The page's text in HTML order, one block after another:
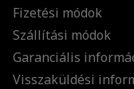
Fizetési módok
Szállítási módok
Garanciális
Visszaküldési